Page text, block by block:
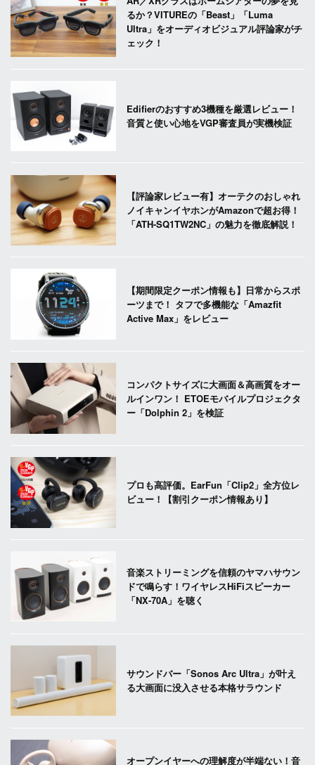
るか？VITUREの「Beast」「Luma
Ultra」をオーディオビジュアル評論家がチ
ェック！
Edifierのおすすめ3機種を厳選レビュー！
音質と使い心地をVGP審査員が実機検証
【評論家レビュー有】オーテクのおしゃれ
ノイキャンイヤホンがAmazonで超お得！
「ATH-SQ1TW2NC」の魅力を徹底解説！
【期間限定クーポン情報も】日常からスポ
ーツまで！ タフで多機能な「Amazfit
Active Max」をレビュー
コンパクトサイズに大画面＆高画質をオー
ルインワン！ ETOEモバイルプロジェクタ
ー「Dolphin 2」を検証
プロも高評価。EarFun「Clip2」全方位レ
ビュー！【割引クーポン情報あり】
音楽ストリーミングを信頼のヤマハサウン
ドで鳴らす！ワイヤレスHiFiスピーカー
「NX-70A」を聴く
サウンドバー「Sonos Arc Ultra」が叶え
る大画面に没入させる本格サラウンド
オープンイヤーへの理解度が半端ない！音